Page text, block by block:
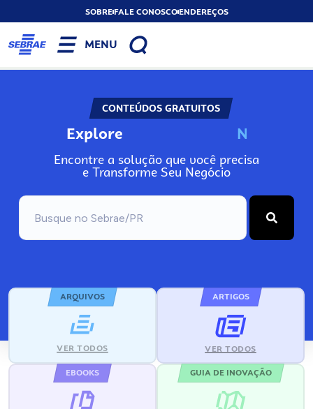
SOBREFALE CONOSCOENDEREÇOS
MENU
CONTEÚDOS GRATUITOS
Explore N
Encontre a solução que você precisa
e Transforme Seu Negócio
ARQUIVOS
VER TODOS
ARTIGOS
VER TODOS
EBOOKS GUIA DE INOVAÇÃO